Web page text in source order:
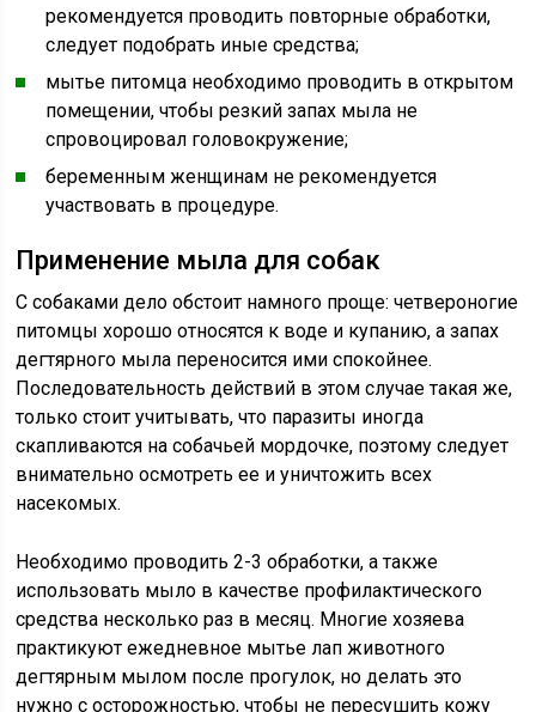
рекомендуется проводить повторные обработки,
следует подобрать иные средства;
мытье питомца необходимо проводить в открытом
помещении, чтобы резкий запах мыла не
спровоцировал головокружение;
беременным женщинам не рекомендуется
участвовать в процедуре.
Применение мыла для собак
С собаками дело обстоит намного проще: четвероногие
питомцы хорошо относятся к воде и купанию, а запах
дегтярного мыла переносится ими спокойнее.
Последовательность действий в этом случае такая же,
только стоит учитывать, что паразиты иногда
скапливаются на собачьей мордочке, поэтому следует
внимательно осмотреть ее и уничтожить всех
насекомых.
Необходимо проводить 2-3 обработки, а также
использовать мыло в качестве профилактического
средства несколько раз в месяц. Многие хозяева
практикуют ежедневное мытье лап животного
дегтярным мылом после прогулок, но делать это
нужно с осторожностью, чтобы не пересушить кожу